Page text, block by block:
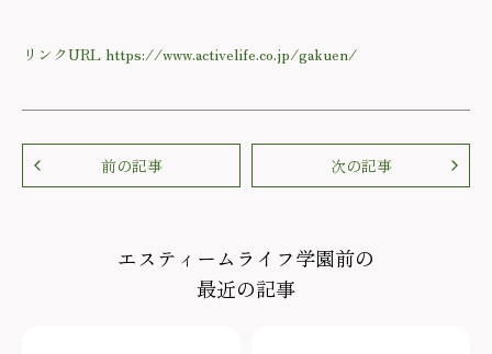
リンクURL https://www.activelife.co.jp/gakuen/
前の記事 次の記事
エスティームライフ学園前の
最近の記事